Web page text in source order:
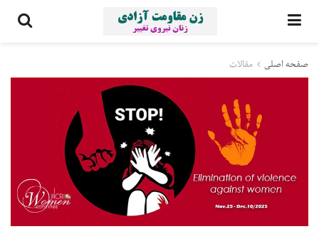
صفحه اصلی مقالات